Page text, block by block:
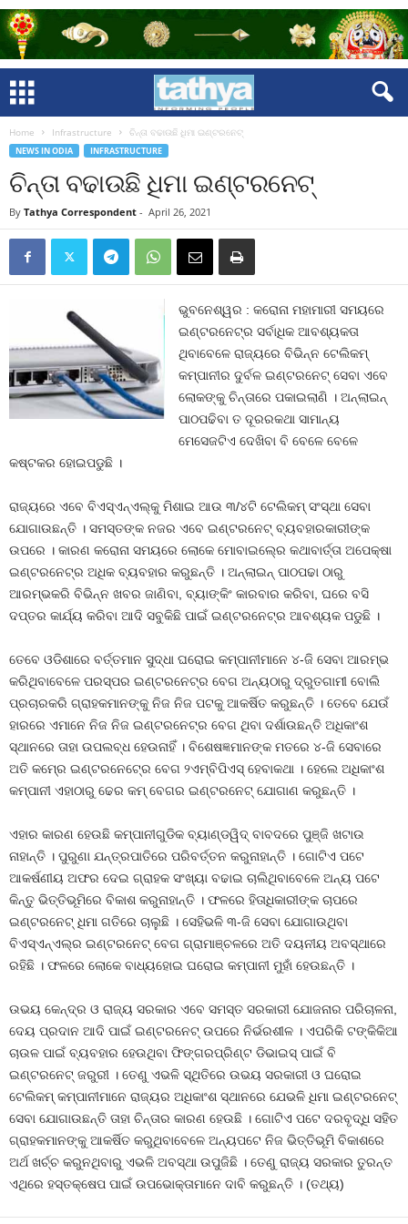
Home Infrastructure ଚିନ୍ତା ବଢାଉଛି ଧିମା ଇଣ୍ଟରନେଟ୍‍
NEWS IN ODIA INFRASTRUCTURE
ଚିନ୍ତା ବଢାଉଛି ଧିମା ଇଣ୍ଟରନେଟ୍‍
By Tathya Correspondent - April 26, 2021
ଭୁବନେଶ୍ୱର : କରୋନା ମହାମାରୀ ସମୟରେ
ଇଣ୍ଟରନେଟ୍‍ର ସର୍ବାଧିକ ଆବଶ୍ୟକତା
ଥିବାବେଳେ ରାଜ୍ୟରେ ବିଭିନ୍ନ ଟେଲିକମ୍‍
କମ୍ପାନୀର ଦୁର୍ବଳ ଇଣ୍ଟରନେଟ୍‍ ସେବା ଏବେ
ଲୋକଙ୍କୁ ଚିନ୍ତାରେ ପକାଇଲାଣି । ଅନ୍‍ଲାଇନ୍‍
ପାଠପଢିବା ତ ଦୂରରକଥା ସାମାନ୍ୟ
ମେସେଜଟିଏ ଦେଖିବା ବି ବେଳେ ବେଳେ
କଷ୍ଟକର ହୋଇପଡୁଛି ।
ରାଜ୍ୟରେ ଏବେ ବିଏସ୍‍ଏନ୍‍ଏଲ୍‍କୁ ମିଶାଇ ଆଉ ୩/୪ଟି ଟେଲିକମ୍‍ ସଂସ୍ଥା ସେବା
ଯୋଗାଉଛନ୍ତି । ସମସ୍ତଙ୍କ ନଜର ଏବେ ଇଣ୍ଟରନେଟ୍‍ ବ୍ୟବହାରକାରୀଙ୍କ
ଉପରେ । କାରଣ କରୋନା ସମୟରେ ଲୋକେ ମୋବାଇଲ୍‍ରେ କଥାବାର୍ତ୍ତା ଅପେକ୍ଷା
ଇଣ୍ଟରନେଟ୍‍ର ଅଧିକ ବ୍ୟବହାର କରୁଛନ୍ତି । ଅନ୍‍ଲାଇନ୍‍ ପାଠପଢା ଠାରୁ
ଆରମ୍ଭକରି ବିଭିନ୍ନ ଖବର ଜାଣିବା, ବ୍ୟାଙ୍କିଂ କାରବାର କରିବା, ଘରେ ବସି
ଦପ୍ତର କାର୍ଯ୍ୟ କରିବା ଆଦି ସବୁକିଛି ପାଇଁ ଇଣ୍ଟରନେଟ୍‍ର ଆବଶ୍ୟକ ପଡୁଛି ।
ତେବେ ଓଡିଶାରେ ବର୍ତ୍ତମାନ ସୁଦ୍ଧା ଘରୋଇ କମ୍ପାନୀମାନେ ୪-ଜି ସେବା ଆରମ୍ଭ
କରିଥିବାବେଳେ ପରସ୍ପର ଇଣ୍ଟରନେଟ୍‍ର ବେଗ ଅନ୍ୟଠାରୁ ଦ୍ରୁତଗାମୀ ବୋଲି
ପ୍ରଚାରକରି ଗ୍ରାହକମାନଙ୍କୁ ନିଜ ନିଜ ପଟକୁ ଆକର୍ଷିତ କରୁଛନ୍ତି । ତେବେ ଯେଉଁ
ହାରରେ ଏମାନେ ନିଜ ନିଜ ଇଣ୍ଟରନେଟ୍‍ର ବେଗ ଥିବା ଦର୍ଶାଉଛନ୍ତି ଅଧିକାଂଶ
ସ୍ଥାନରେ ତାହା ଉପଲବ୍ଧ ହେଉନାହିଁ । ବିଶେଷଜ୍ଞମାନଙ୍କ ମତରେ ୪-ଜି ସେବାରେ
ଅତି କମ୍‍ରେ ଇଣ୍ଟରନେଟ୍‍ରେ ବେଗ ୨ଏମ୍‍ବିପିଏସ୍‍ ହେବାକଥା । ହେଲେ ଅଧିକାଂଶ
କମ୍ପାନୀ ଏହାଠାରୁ ଢେର କମ୍‍ ବେଗର ଇଣ୍ଟରନେଟ୍‍ ଯୋଗାଣ କରୁଛନ୍ତି ।
ଏହାର କାରଣ ହେଉଛି କମ୍ପାନୀଗୁଡିକ ବ୍ୟାଣ୍ଡୱିଦ୍‍ ବାବଦରେ ପୁଞ୍ଜି ଖଟାଉ
ନାହାନ୍ତି । ପୁରୁଣା ଯନ୍ତ୍ରପାତିରେ ପରିବର୍ତ୍ତନ କରୁନାହାନ୍ତି । ଗୋଟିଏ ପଟେ
ଆକର୍ଷଣୀୟ ଅଫର ଦେଇ ଗ୍ରାହକ ସଂଖ୍ୟା ବଢାଇ ଚାଲିଥିବାବେଳେ ଅନ୍ୟ ପଟେ
କିନ୍ତୁ ଭିତ୍ତିଭୂମିରେ ବିକାଶ କରୁନାହାନ୍ତି । ଫଳରେ ହିତାଧିକାରୀଙ୍କ ଚାପରେ
ଇଣ୍ଟରନେଟ୍‍ ଧିମା ଗତିରେ ଚାଲୁଛି । ସେହିଭଳି ୩-ଜି ସେବା ଯୋଗାଉଥିବା
ବିଏସ୍‍ଏନ୍‍ଏଲ୍‍ର ଇଣ୍ଟରନେଟ୍‍ ବେଗ ଗ୍ରାମାଞ୍ଚଳରେ ଅତି ଦୟନୀୟ ଅବସ୍ଥାରେ
ରହିଛି । ଫଳରେ ଲୋକେ ବାଧ୍ୟହୋଇ ଘରୋଇ କମ୍ପାନୀ ମୁହାଁ ହେଉଛନ୍ତି ।
ଉଭୟ କେନ୍ଦ୍ର ଓ ରାଜ୍ୟ ସରକାର ଏବେ ସମସ୍ତ ସରକାରୀ ଯୋଜନାର ପରିଚାଳନା,
ଦେୟ ପ୍ରଦାନ ଆଦି ପାଇଁ ଇଣ୍ଟରନେଟ୍‍ ଉପରେ ନିର୍ଭରଶୀଳ । ଏପରିକି ଟଙ୍କିକିଆ
ଚାଉଳ ପାଇଁ ବ୍ୟବହାର ହେଉଥିବା ଫିଙ୍ଗରପ୍ରିଣ୍ଟ ଡିଭାଇସ୍‍ ପାଇଁ ବି
ଇଣ୍ଟରନେଟ୍‍ ଜରୁରୀ । ତେଣୁ ଏଭଳି ସ୍ଥିତିରେ ଉଭୟ ସରକାରୀ ଓ ଘରୋଇ
ଟେଲିକମ୍‍ କମ୍ପାନୀମାନେ ରାଜ୍ୟର ଅଧିକାଂଶ ସ୍ଥାନରେ ଯେଭଳି ଧିମା ଇଣ୍ଟରନେଟ୍‍
ସେବା ଯୋଗାଉଛନ୍ତି ତାହା ଚିନ୍ତାର କାରଣ ହେଉଛି । ଗୋଟିଏ ପଟେ ଦରବୃଦ୍ଧି ସହିତ
ଗ୍ରାହକମାନଙ୍କୁ ଆକର୍ଷିତ କରୁଥିବାବେଳେ ଅନ୍ୟପଟେ ନିଜ ଭିତ୍ତିଭୂମି ବିକାଶରେ
ଅର୍ଥ ଖର୍ଚ୍ଚ କରୁନଥିବାରୁ ଏଭଳି ଅବସ୍ଥା ଉପୁଜିଛି । ତେଣୁ ରାଜ୍ୟ ସରକାର ତୁରନ୍ତ
ଏଥିରେ ହସ୍ତକ୍ଷେପ ପାଇଁ ଉପଭୋକ୍ତାମାନେ ଦାବି କରୁଛନ୍ତି । (ତଥ୍ୟ)